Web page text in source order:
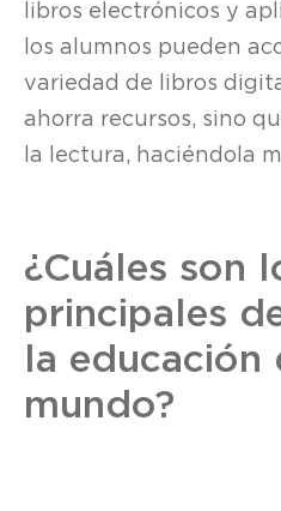
libros electrónicos y
los alumnos pueden
variedad de libros
ahorra recursos, sino
la lectura, haciéndola
¿Cuáles son
principales
la educación
mundo?